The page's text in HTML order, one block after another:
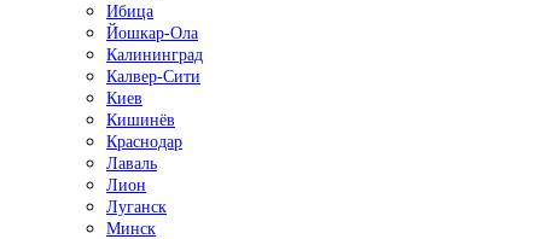
Ибица
Йошкар-Ола
Калининград
Калвер-Сити
Киев
Кишинёв
Краснодар
Лаваль
Лион
Луганск
Минск